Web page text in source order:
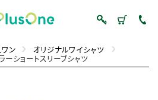
ン オリジナルワイシャツ
ーショートスリーブシャツ